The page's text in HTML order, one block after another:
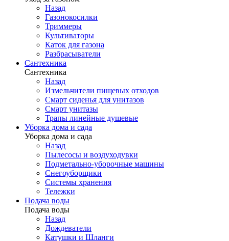
Назад
Газонокосилки
Триммеры
Культиваторы
Каток для газона
Разбрасыватели
Сантехника
Сантехника
Назад
Измельчители пищевых отходов
Смарт сиденья для унитазов
Смарт унитазы
Трапы линейные душевые
Уборка дома и сада
Уборка дома и сада
Назад
Пылесосы и воздуходувки
Подметально-уборочные машины
Снегоуборщики
Системы хранения
Тележки
Подача воды
Подача воды
Назад
Дождеватели
Катушки и Шланги